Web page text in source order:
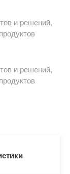
и решений,
и решений,